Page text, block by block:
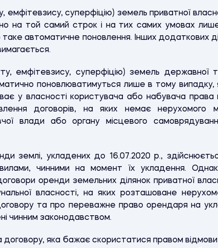
емфітевзису, суперфіцію) земель приватної
на той самий строк і на тих самих умовах
таке автоматичне поновлення. Інших додаткових
емфітевзису, суперфіцію) земель державної
поновлюватимуться лише в тому
у власності користувача або набувача права
договорів, на яких немає нерухомого
влади або органу місцевого
землі, укладених до 16.07.2020 р.,
чинними на момент їх укладення.
оренди земельних ділянок приватної
власності, на яких розташоване
та про переважне право орендаря на
чинним законодавством.
яка бажає скористатися правом відмови